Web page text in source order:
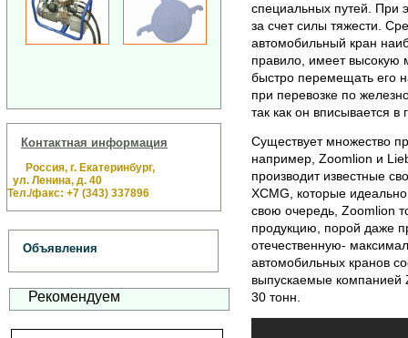
Контактная информация
Россия, г. Екатеринбург,
ул. Ленина, д. 40
Тел./факс: +7 (343) 337896
Объявления
Рекомендуем
специальных путей. При
за счет силы тяжести.
автомобильный кран
правило, имеет высокую
быстро перемещать его
при перевозке по
так как он вписывается
Существует множество
например, Zoomlion и
производит известные
XCMG, которые
свою очередь, Zoomlion
продукцию, порой даже
отечественную-
автомобильных кранов
выпускаемые компанией
30 тонн.